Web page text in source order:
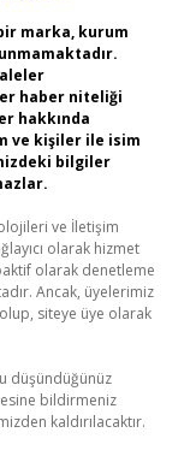
marka, kurum
haber niteliği
hakkında
ve kişiler ile isim
bilgiler
ve İletişim
olarak hizmet
olarak denetleme
Ancak, üyelerimiz
siteye üye olarak
düşündüğünüz
bildirmeniz
kaldırılacaktır.